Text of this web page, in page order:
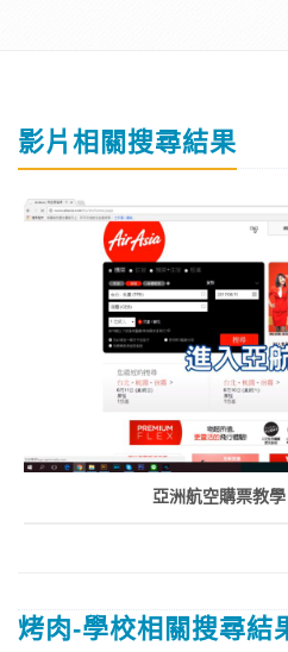
影片相關搜尋結果
亞洲航空購票教
烤肉-學校相關搜尋結